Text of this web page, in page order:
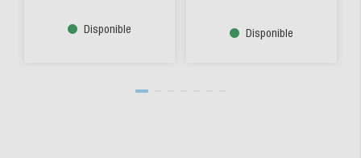
Disponible Disponible